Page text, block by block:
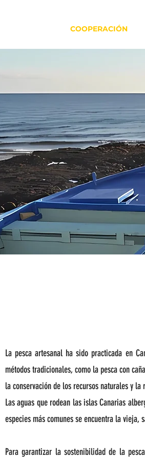
COOPERACIÓN
La pesca artesanal ha sido practicada en
métodos tradicionales, como la pesca con
la conservación de los recursos naturales y
Las aguas que rodean las islas Canarias
especies más comunes se encuentra la vieja,
Para garantizar la sostenibilidad de la